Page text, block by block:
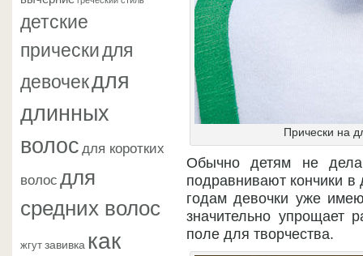
детские
прическидля
девочекдля
длинных
волосдля коротких
волосдля
средних волос
жгутзавивка как
Прически на
Обычно детям не
подравнивают кончики в
годам девочки уже
значительно упрощает
поле для творчества.